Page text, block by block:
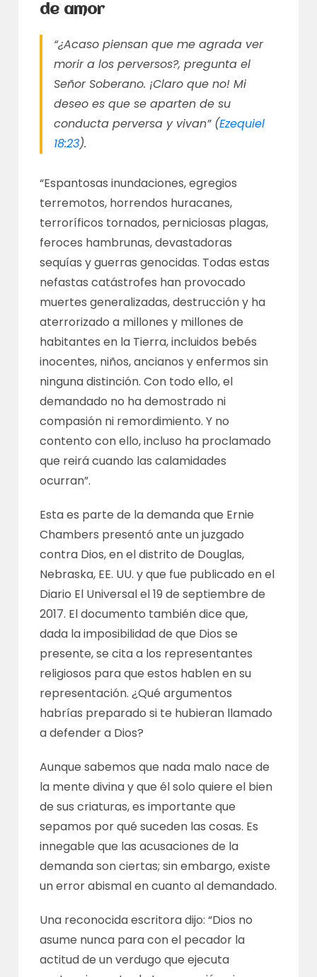
de amor
“¿Acaso piensan que me agrada ver
morir a los perversos?, pregunta el
Señor Soberano. ¡Claro que no! Mi
deseo es que se aparten de su
conducta perversa y vivan” (Ezequiel
18:23).
“Espantosas inundaciones, egregios
terremotos, horrendos huracanes,
terroríficos tornados, perniciosas plagas,
feroces hambrunas, devastadoras
sequías y guerras genocidas. Todas estas
nefastas catástrofes han provocado
muertes generalizadas, destrucción y ha
aterrorizado a millones y millones de
habitantes en la Tierra, incluidos bebés
inocentes, niños, ancianos y enfermos sin
ninguna distinción. Con todo ello, el
demandado no ha demostrado ni
compasión ni remordimiento. Y no
contento con ello, incluso ha proclamado
que reirá cuando las calamidades
ocurran”.
Esta es parte de la demanda que Ernie
Chambers presentó ante un juzgado
contra Dios, en el distrito de Douglas,
Nebraska, EE. UU. y que fue publicado en el
Diario El Universal el 19 de septiembre de
2017. El documento también dice que,
dada la imposibilidad de que Dios se
presente, se cita a los representantes
religiosos para que estos hablen en su
representación. ¿Qué argumentos
habrías preparado si te hubieran llamado
a defender a Dios?
Aunque sabemos que nada malo nace de
la mente divina y que él solo quiere el bien
de sus criaturas, es importante que
sepamos por qué suceden las cosas. Es
innegable que las acusaciones de la
demanda son ciertas; sin embargo, existe
un error abismal en cuanto al demandado.
Una reconocida escritora dijo: “Dios no
asume nunca para con el pecador la
actitud de un verdugo que ejecuta